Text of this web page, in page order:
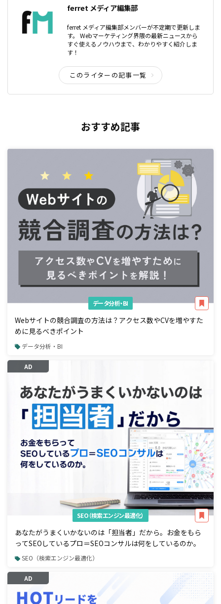
ferret メディア編集部
ferret メディア編集部メンバーが不定期で更新しま
す。 Webマーケティング界隈の最新ニュースから
すぐ使えるノウハウまで、わかりやすく紹介しま
す！
このライターの記事一覧
おすすめ記事
データ分析・BI
Webサイトの競合調査の方法は？アクセス数やCVを増やすた
めに見るべきポイント
データ分析・BI
AD
SEO（検索エンジン最適化）
あなたがうまくいかないのは「担当者」だから。お金をもら
ってSEOしているプロ＝SEOコンサルは何をしているのか。
SEO（検索エンジン最適化）
AD